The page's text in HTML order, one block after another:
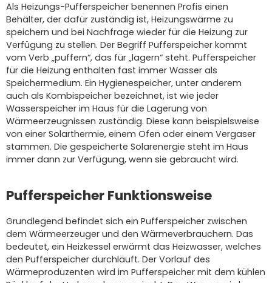
Als Heizungs-Pufferspeicher benennen Profis einen
Behälter, der dafür zuständig ist, Heizungswärme zu
speichern und bei Nachfrage wieder für die Heizung zur
Verfügung zu stellen. Der Begriff Pufferspeicher kommt
vom Verb „puffern“, das für „lagern“ steht. Pufferspeicher
für die Heizung enthalten fast immer Wasser als
Speichermedium. Ein Hygienespeicher, unter anderem
auch als Kombispeicher bezeichnet, ist wie jeder
Wasserspeicher im Haus für die Lagerung von
Wärmeerzeugnissen zuständig. Diese kann beispielsweise
von einer Solarthermie, einem Ofen oder einem Vergaser
stammen. Die gespeicherte Solarenergie steht im Haus
immer dann zur Verfügung, wenn sie gebraucht wird.
Pufferspeicher Funktionsweise
Grundlegend befindet sich ein Pufferspeicher zwischen
dem Wärmeerzeuger und den Wärmeverbrauchern. Das
bedeutet, ein Heizkessel erwärmt das Heizwasser, welches
den Pufferspeicher durchläuft. Der Vorlauf des
Wärmeproduzenten wird im Pufferspeicher mit dem kühlen